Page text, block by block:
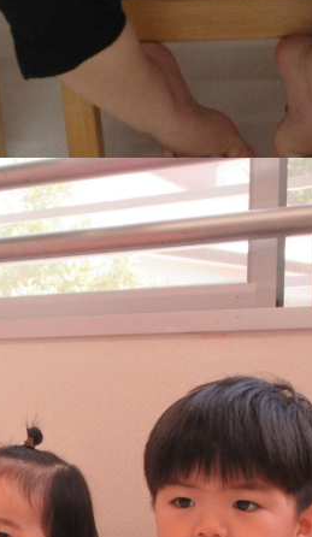
園児募集要項
美⽊多チコス
美⽊多チコスについて
美⽊多チコスブログ